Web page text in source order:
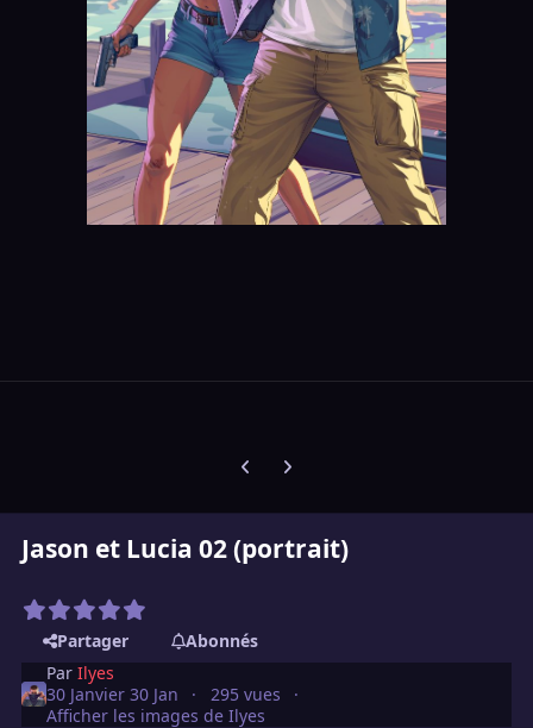
Diapositive précédente
Diapositive suivante
Jason et Lucia 02 (portrait)
Partager
Abonnés
ParIlyes
30 Janvier30 Jan
295 vues
Afficher les images de Ilyes